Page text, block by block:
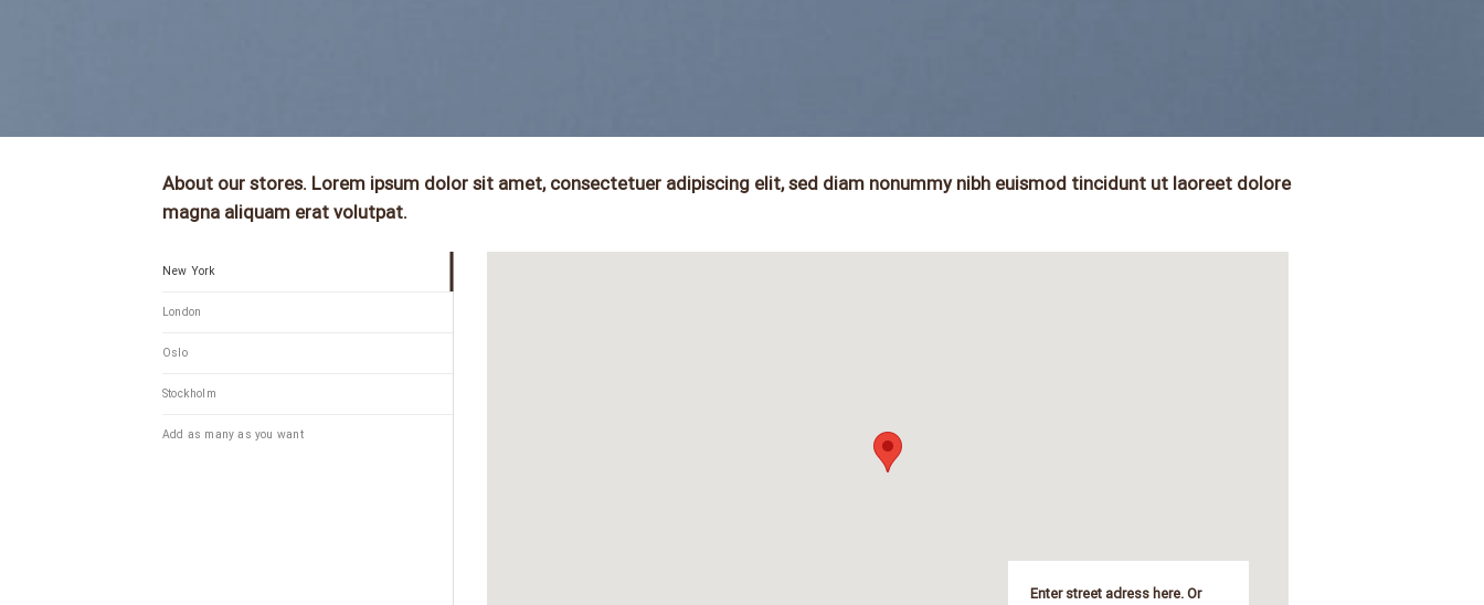
About our stores. Lorem ipsum dolor sit amet, consectetuer adipiscing elit, sed diam nonummy nibh euismod tincidunt ut laoreet dolore
magna aliquam erat volutpat.
New York
London
Oslo
Stockholm
Add as many as you want
Enter street adress here. Or